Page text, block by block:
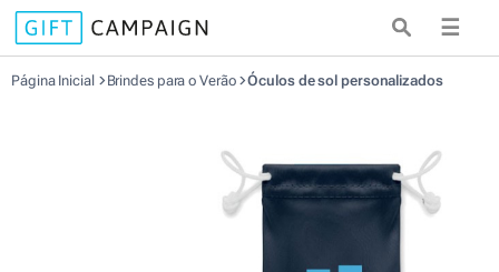
☰
Página Inicial Brindes para o Verão Óculos de sol personalizados